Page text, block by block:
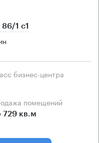
1 с1
бизнес-центра
помещений
729 кв.м